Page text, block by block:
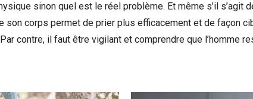
sinon quel est le réel problème. Et même s’il s’agit
son corps permet de prier plus efficacement et de façon
contre, il faut être vigilant et comprendre que l’homme